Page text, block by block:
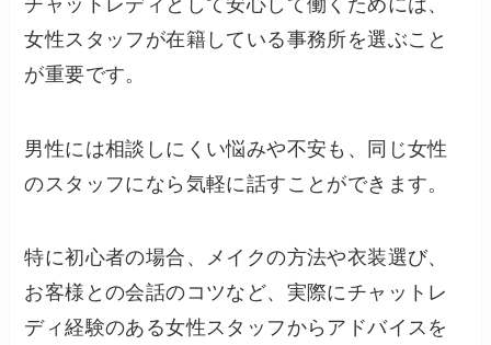
女性スタッフが在籍している事務所を選ぶこと
が重要です。
男性には相談しにくい悩みや不安も、同じ女性
のスタッフになら気軽に話すことができます。
特に初心者の場合、メイクの方法や衣装選び、
お客様との会話のコツなど、実際にチャットレ
ディ経験のある女性スタッフからアドバイスを